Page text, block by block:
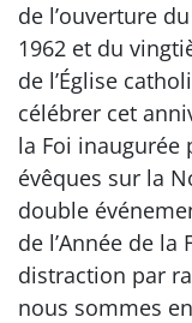
de l’ouverture
1962 et du
de l’Église
célébrer cet
la Foi inaugurée
évêques sur la
double
de l’Année de
distraction par
nous sommes